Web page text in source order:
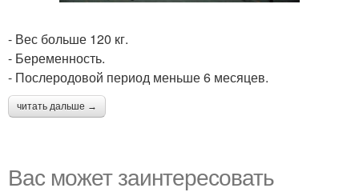
- Вес больше 120 кг.
- Беременность.
- Послеродовой период меньше 6 месяцев.
читать дальше →
Вас может заинтересовать